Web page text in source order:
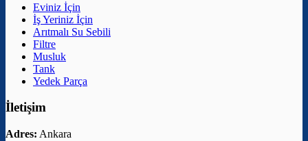
Eviniz İçin
İş Yeriniz İçin
Arıtmalı Su Sebili
Filtre
Musluk
Tank
Yedek Parça
İletişim
Adres: Ankara